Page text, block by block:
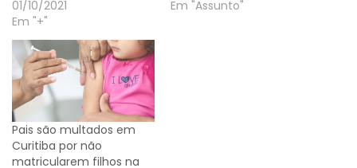
01/10/2021
Em "+"
Em "Assunto"
Pais são multados em
Curitiba por não
matricularem filhos na